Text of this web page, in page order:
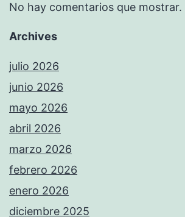
No hay comentarios que mostrar.
Archives
julio 2026
junio 2026
mayo 2026
abril 2026
marzo 2026
febrero 2026
enero 2026
diciembre 2025